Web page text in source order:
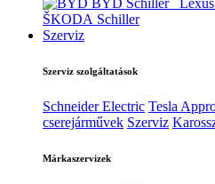
ŠKODA Schiller
Szerviz
Szerviz szolgáltatások
Schneider Electric Tesla
cserejárművek Szerviz
Márkaszervizek